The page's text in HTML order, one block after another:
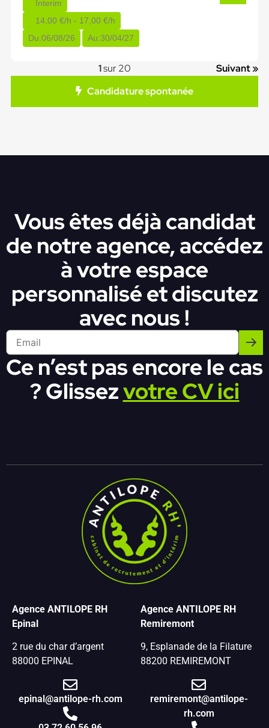
Interim
14,00 €/h - 17,00 €/h
Du:06/08/26 Au:30/04/27
1sur 20
Suivant »
Candidature spontanée
Vous êtes déjà candidat
de notre agence, accédez
à votre espace
personnalisé et discutez
avec nous !
Ce n’est pas encore le cas
? Glissezvotre CV ici
Agence ANTILOPE RH
Epinal
2 rue du char d’argent
88000 EPINAL
epinal@antilope-rh.com
Agence ANTILOPE RH
Remiremont
9, Esplanade de la Filature
88200 REMIREMONT
remiremont@antilope-
rh.com